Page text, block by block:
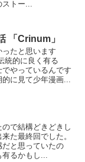
ストー...
「Crinum」
たと思います
統的に良く有る
でやっているんです
に見て少年漫画...
で結構どきどきし
た最終回でした。
と思っていたの
有るかもし...